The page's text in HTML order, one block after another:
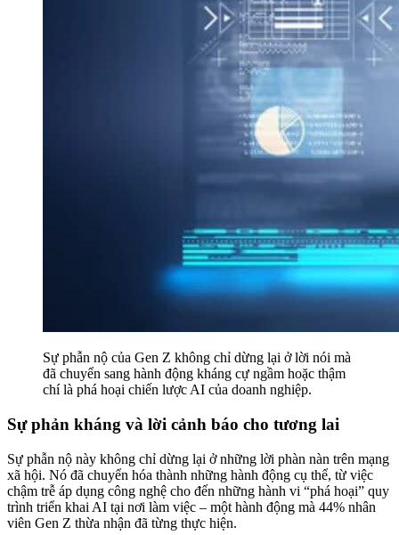
Sự phẫn nộ của Gen Z không chỉ dừng lại ở lời nói mà
đã chuyển sang hành động kháng cự ngầm hoặc thậm
chí là phá hoại chiến lược AI của doanh nghiệp.
Sự phản kháng và lời cảnh báo cho tương lai
Sự phẫn nộ này không chỉ dừng lại ở những lời phàn nàn trên mạng
xã hội. Nó đã chuyển hóa thành những hành động cụ thể, từ việc
chậm trễ áp dụng công nghệ cho đến những hành vi “phá hoại” quy
trình triển khai AI tại nơi làm việc – một hành động mà 44% nhân
viên Gen Z thừa nhận đã từng thực hiện.